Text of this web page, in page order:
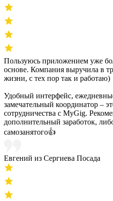
Пользуюсь приложением уже
основе. Компания выручила в
жизни, с тех пор так и работаю)
Удобный интерфейс,
замечательный координатор –
сотрудничества с MyGig.
дополнительный заработок,
самозанятого👍
Евгений из Сергиева Посада